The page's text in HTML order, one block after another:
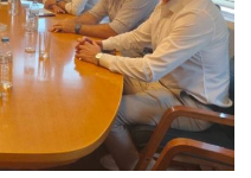
προστατεύει.